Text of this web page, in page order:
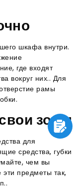
шкафа внутри.
где входят
вокруг них.. Для
рамы
зоны
для
средства, губки
чем вы
эти предметы так,